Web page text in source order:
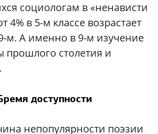
социологам в «ненависти
4% в 5-м классе возрастает
м. А именно в 9-м изучение
прошлого столетия и
доступности
непопулярности поэзии